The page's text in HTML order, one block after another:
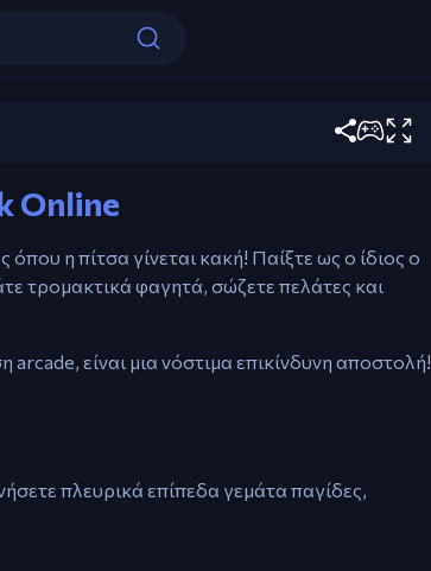
Βέλος – Περπατήστε αριστερά
– Περπατήστε δεξιά
– Πηδήξτε / Γλιστρήστε χρησιμοποιώντας το
με πιπέρι (από απόσταση)
σώματος
Online
η πίτσα γίνεται κακή! Παίξτε ως ο ίδιος ο
τρομακτικά φαγητά, σώζετε πελάτες και
είναι μια νόστιμα επικίνδυνη αποστολή!
πλευρικά επίπεδα γεμάτα παγίδες,